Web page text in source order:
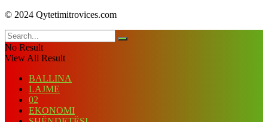
© 2024 Qytetimitrovices.com
No Result
View All Result
BALLINA
LAJME
02
EKONOMI